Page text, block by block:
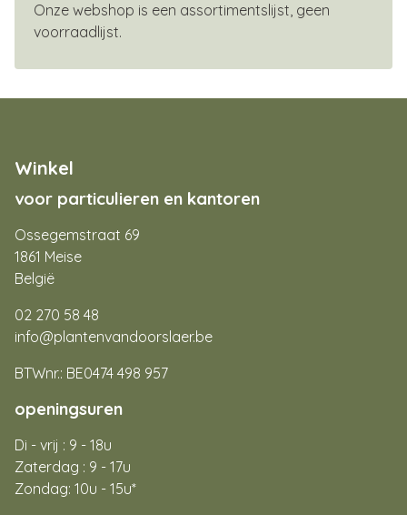
Onze webshop is een assortimentslijst, geen
voorraadlijst.
Winkel
voor particulieren en kantoren
Ossegemstraat 69
1861 Meise
België
02 270 58 48
info@plantenvandoorslaer.be
BTWnr.: BE0474 498 957
openingsuren
Di - vrij : 9 - 18u
Zaterdag : 9 - 17u
Zondag: 10u - 15u*